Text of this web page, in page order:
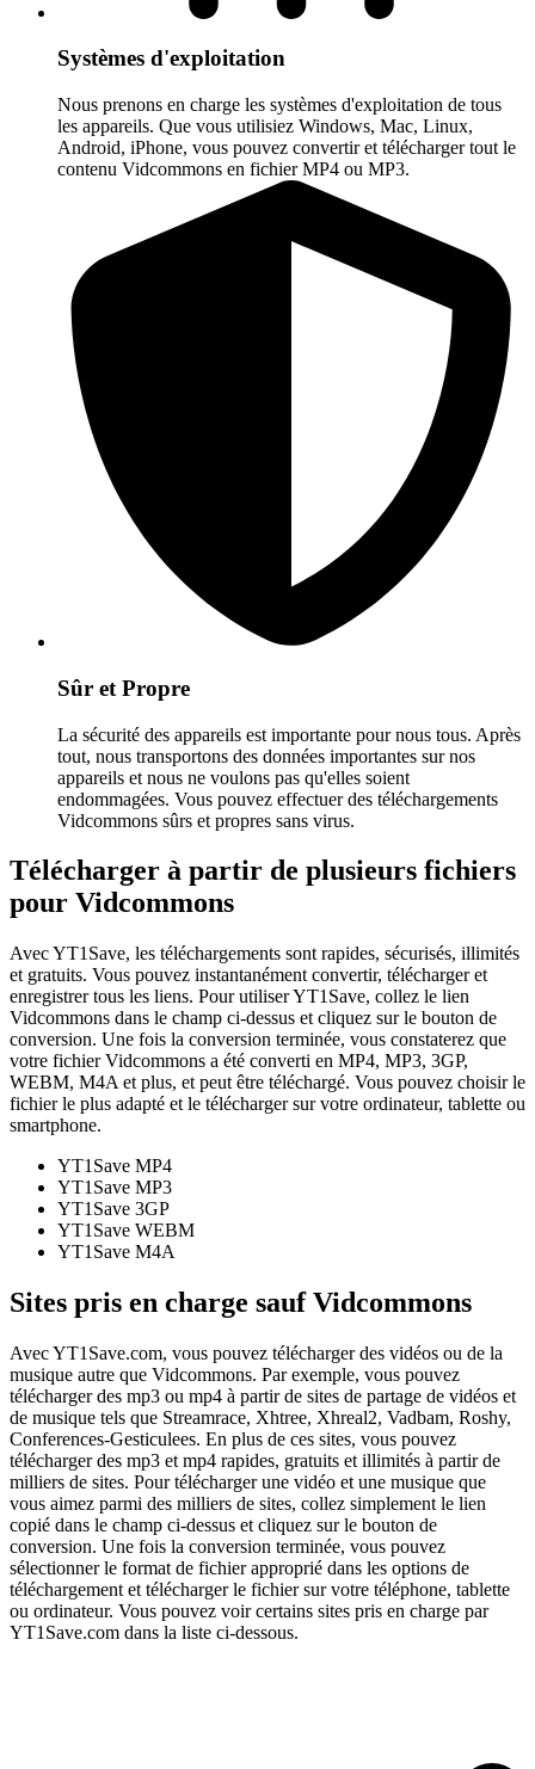
Systèmes d'exploitation
Nous prenons en charge les systèmes d'exploitation de tous
les appareils. Que vous utilisiez Windows, Mac, Linux,
Android, iPhone, vous pouvez convertir et télécharger tout le
contenu Vidcommons en fichier MP4 ou MP3.
Sûr et Propre
La sécurité des appareils est importante pour nous tous. Après
tout, nous transportons des données importantes sur nos
appareils et nous ne voulons pas qu'elles soient
endommagées. Vous pouvez effectuer des téléchargements
Vidcommons sûrs et propres sans virus.
Télécharger à partir de plusieurs fichiers
pour Vidcommons
Avec YT1Save, les téléchargements sont rapides, sécurisés, illimités
et gratuits. Vous pouvez instantanément convertir, télécharger et
enregistrer tous les liens. Pour utiliser YT1Save, collez le lien
Vidcommons dans le champ ci-dessus et cliquez sur le bouton de
conversion. Une fois la conversion terminée, vous constaterez que
votre fichier Vidcommons a été converti en MP4, MP3, 3GP,
WEBM, M4A et plus, et peut être téléchargé. Vous pouvez choisir le
fichier le plus adapté et le télécharger sur votre ordinateur, tablette ou
smartphone.
YT1Save MP4
YT1Save MP3
YT1Save 3GP
YT1Save WEBM
YT1Save M4A
Sites pris en charge sauf Vidcommons
Avec YT1Save.com, vous pouvez télécharger des vidéos ou de la
musique autre que Vidcommons. Par exemple, vous pouvez
télécharger des mp3 ou mp4 à partir de sites de partage de vidéos et
de musique tels que Streamrace, Xhtree, Xhreal2, Vadbam, Roshy,
Conferences-Gesticulees. En plus de ces sites, vous pouvez
télécharger des mp3 et mp4 rapides, gratuits et illimités à partir de
milliers de sites. Pour télécharger une vidéo et une musique que
vous aimez parmi des milliers de sites, collez simplement le lien
copié dans le champ ci-dessus et cliquez sur le bouton de
conversion. Une fois la conversion terminée, vous pouvez
sélectionner le format de fichier approprié dans les options de
téléchargement et télécharger le fichier sur votre téléphone, tablette
ou ordinateur. Vous pouvez voir certains sites pris en charge par
YT1Save.com dans la liste ci-dessous.